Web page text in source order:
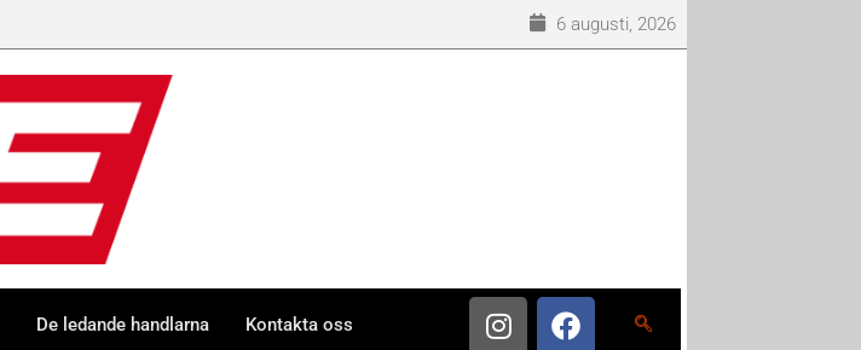
6 augusti, 2026
De ledande handlarna Kontakta oss